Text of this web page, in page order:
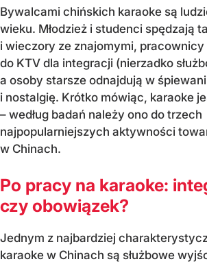
Bywalcami chińskich karaoke są
wieku. Młodzież i studenci spędzają
i wieczory ze znajomymi, pracownicy
do KTV dla integracji (nierzadko
a osoby starsze odnajdują w
i nostalgię. Krótko mówiąc, karaoke
– według badań należy ono do trzech
najpopularniejszych aktywności
w Chinach.
Po pracy na karaoke:
czy obowiązek?
Jednym z najbardziej
karaoke w Chinach są służbowe